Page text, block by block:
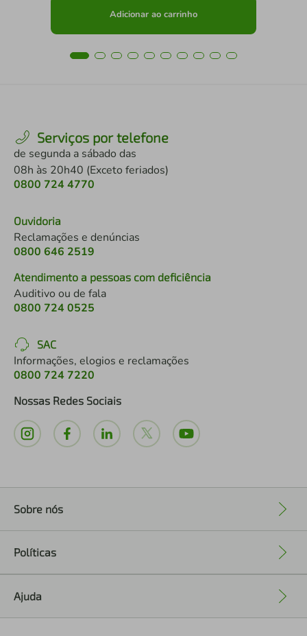
Adicionar ao carrinho
Serviços por telefone
de segunda a sábado das
08h às 20h40 (Exceto feriados)
0800 724 4770
Ouvidoria
Reclamações e denúncias
0800 646 2519
Atendimento a pessoas com deficiência
Auditivo ou de fala
0800 724 0525
SAC
Informações, elogios e reclamações
0800 724 7220
Nossas Redes Sociais
Sobre nós
Políticas
Ajuda